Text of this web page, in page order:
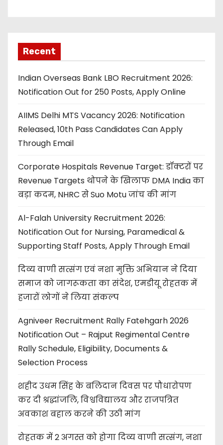
Recent
Indian Overseas Bank LBO Recruitment 2026:
Notification Out for 250 Posts, Apply Online
AIIMS Delhi MTS Vacancy 2026: Notification
Released, 10th Pass Candidates Can Apply
Through Email
Corporate Hospitals Revenue Target: डॉक्टरों पर
Revenue Targets थोपने के खिलाफ DMA India का
बड़ा कदम, NHRC से Suo Motu जांच की मांग
Al-Falah University Recruitment 2026:
Notification Out for Nursing, Paramedical &
Supporting Staff Posts, Apply Through Email
दिव्य वाणी सत्संग एवं नशा मुक्ति अभियान ने दिया
समाज को जागरूकता का संदेश, एमडीयू रोहतक में
हजारों लोगों ने लिया संकल्प
Agniveer Recruitment Rally Fatehgarh 2026
Notification Out – Rajput Regimental Centre
Rally Schedule, Eligibility, Documents &
Selection Process
शहीद उधम सिंह के बलिदान दिवस पर पौधारोपण
कर दी श्रद्धांजलि, विश्वविद्यालय और राजपत्रित
अवकाश बहाल करने की उठी मांग
रोहतक में 2 अगस्त को होगा दिव्य वाणी सत्संग, नशा